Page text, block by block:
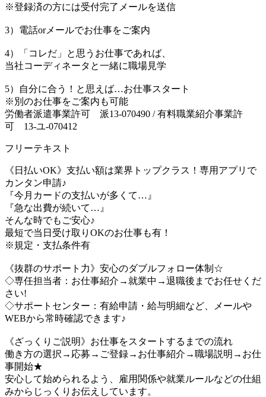
※登録済の方には受付完了メールを送信
3）電話orメールでお仕事をご案内
4）「コレだ」と思うお仕事であれば、
当社コーディネータと一緒に職場見学
5）自分に合う！と思えば…お仕事スタート
※別のお仕事をご案内も可能
労働者派遣事業許可 派13-070490 / 有料職業紹介事業許
可 13-ユ-070412
フリーテキスト
《日払いOK》支払い額は業界トップクラス！専用アプリで
カンタン申請♪
『今月カードの支払いが多くて…』
『急な出費が続いて…』
そんな時でもご安心♪
最短で当日受け取りOKのお仕事も有！
※規定・支払条件有
《抜群のサポート力》安心のダブルフォロー体制☆
◇専任担当者：お仕事紹介→就業中→退職後までお任せくだ
さい!
◇サポートセンター：有給申請・給与明細など、メールや
WEBから常時確認できます♪
《ざっくりご説明》お仕事をスタートするまでの流れ
働き方の選択→応募→ご登録→お仕事紹介→職場説明→お仕
事開始★
安心して始められるよう、雇用関係や就業ルールなどの仕組
みからじっくりお伝えしています。